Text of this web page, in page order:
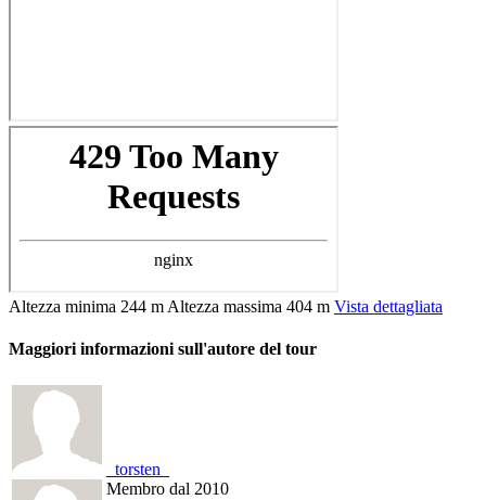
Altezza minima 244 m Altezza massima 404 m Vista dettagliata
Maggiori informazioni sull'autore del tour
_torsten_
Membro dal 2010